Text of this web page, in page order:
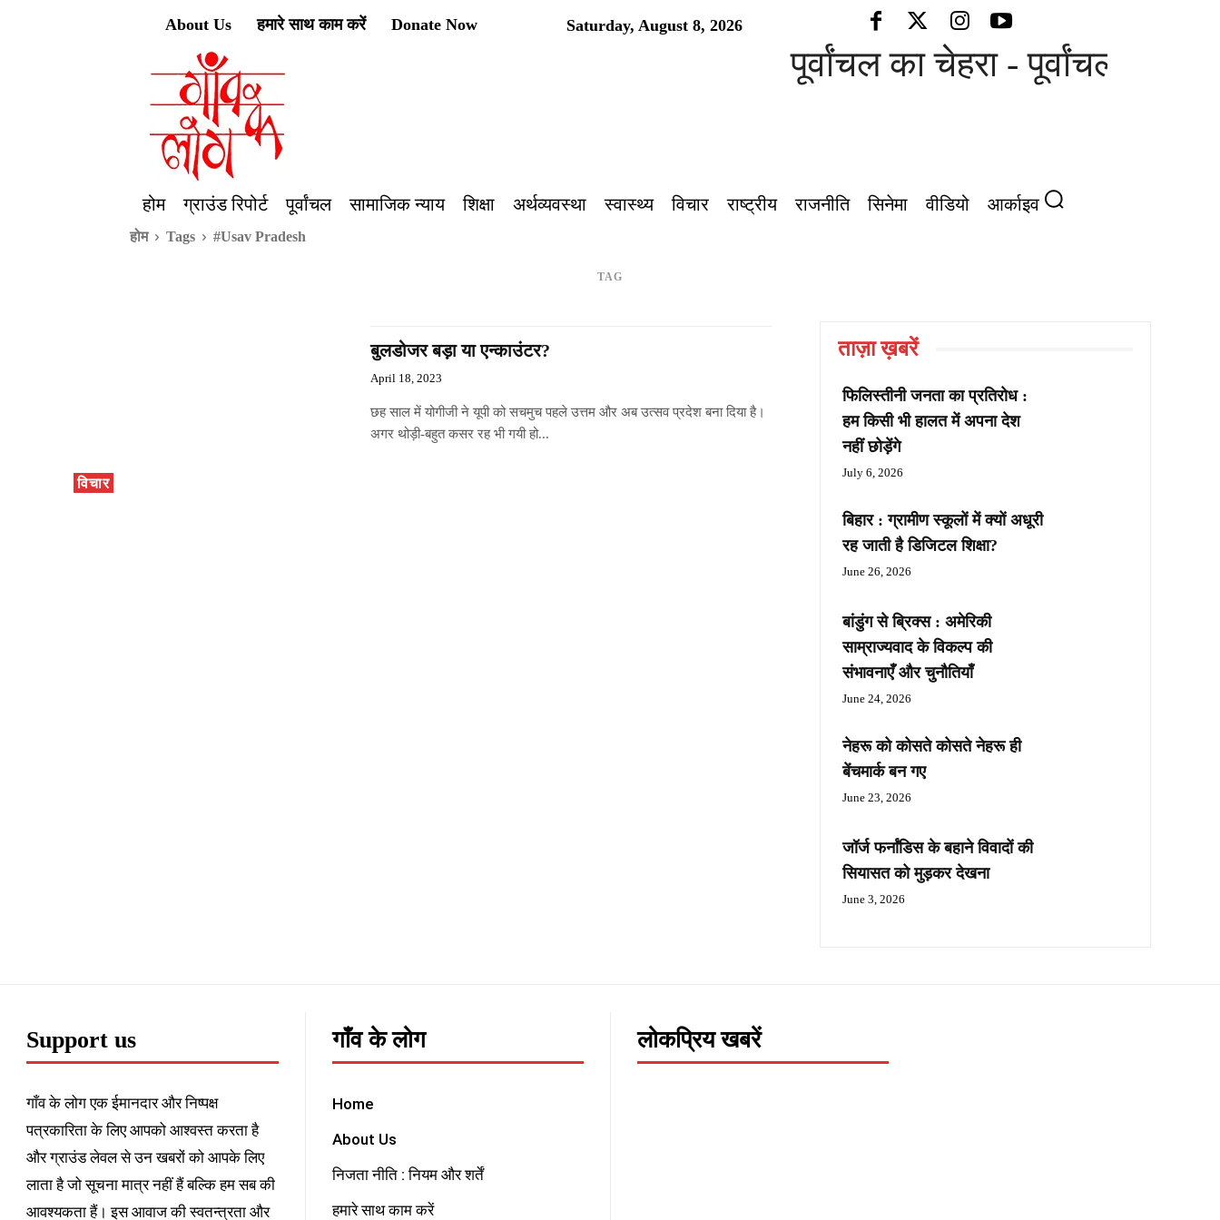
Saturday, August 8, 2026
About Us हमारे साथ काम करें Donate Now
पूर्वांचल का चेहरा - पूर्वांचल की
होम ग्राउंड रिपोर्ट पूर्वांचल सामाजिक न्याय शिक्षा अर्थव्यवस्था स्वास्थ्य विचार राष्ट्रीय राजनीति सिनेमा वीडियो आर्काइव
होम Tags #Usav Pradesh
TAG
विचार
बुलडोजर बड़ा या एन्काउंटर?
April 18, 2023
छह साल में योगीजी ने यूपी को सचमुच पहले उत्तम और अब उत्सव प्रदेश बना दिया है।
अगर थोड़ी-बहुत कसर रह भी गयी हो...
ताज़ा ख़बरें
फिलिस्तीनी जनता का प्रतिरोध :
हम किसी भी हालत में अपना देश
नहीं छोड़ेंगे
July 6, 2026
बिहार : ग्रामीण स्कूलों में क्यों अधूरी
रह जाती है डिजिटल शिक्षा?
June 26, 2026
बांडुंग से ब्रिक्स : अमेरिकी
साम्राज्यवाद के विकल्प की
संभावनाएँ और चुनौतियाँ
June 24, 2026
नेहरू को कोसते कोसते नेहरू ही
बेंचमार्क बन गए
June 23, 2026
जॉर्ज फर्नांडिस के बहाने विवादों की
सियासत को मुड़कर देखना
June 3, 2026
Support us
गाँव के लोग एक ईमानदार और निष्पक्ष
पत्रकारिता के लिए आपको आश्वस्त करता है
और ग्राउंड लेवल से उन खबरों को आपके लिए
लाता है जो सूचना मात्र नहीं हैं बल्कि हम सब की
आवश्यकता हैं। इस आवाज की स्वतन्त्रता और
गाँव के लोग
Home
About Us
निजता नीति : नियम और शर्तें
हमारे साथ काम करें
लोकप्रिय खबरें